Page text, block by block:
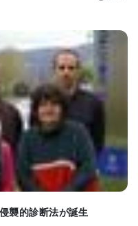
JP
襲的診断法が誕生